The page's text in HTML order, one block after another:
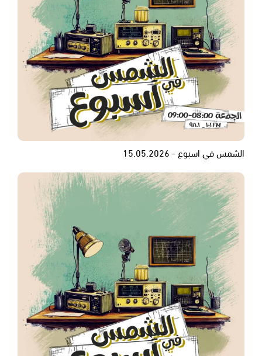
الشمس في اسبوع - 15.05.2026